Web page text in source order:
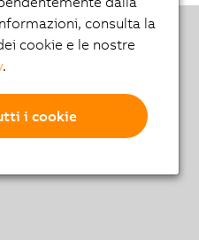
consulta la
cookie e le nostre
.
i cookie